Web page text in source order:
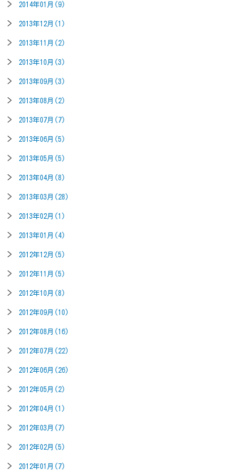
2014年01月(9)
2013年12月(1)
2013年11月(2)
2013年10月(3)
2013年09月(3)
2013年08月(2)
2013年07月(7)
2013年06月(5)
2013年05月(5)
2013年04月(8)
2013年03月(28)
2013年02月(1)
2013年01月(4)
2012年12月(5)
2012年11月(5)
2012年10月(8)
2012年09月(10)
2012年08月(16)
2012年07月(22)
2012年06月(26)
2012年05月(2)
2012年04月(1)
2012年03月(7)
2012年02月(5)
2012年01月(7)